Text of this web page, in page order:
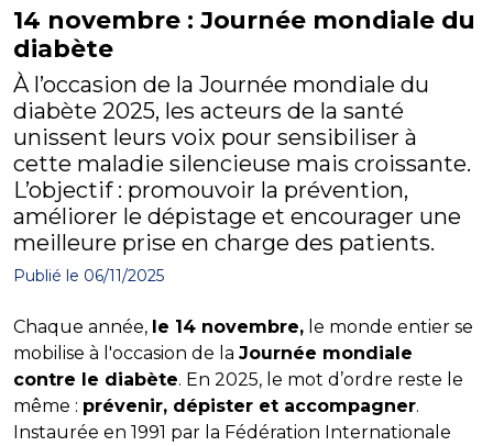
14 novembre : Journée mondiale du
diabète
À l’occasion de la Journée mondiale du
diabète 2025, les acteurs de la santé
unissent leurs voix pour sensibiliser à
cette maladie silencieuse mais croissante.
L’objectif : promouvoir la prévention,
améliorer le dépistage et encourager une
meilleure prise en charge des patients.
Publié le 06/11/2025
Chaque année, le 14 novembre, le monde entier se
mobilise à l'occasion de la Journée mondiale
contre le diabète. En 2025, le mot d’ordre reste le
même : prévenir, dépister et accompagner.
Instaurée en 1991 par la Fédération Internationale